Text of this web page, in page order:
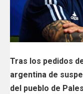
Tras los pedidos
argentina de
del pueblo de